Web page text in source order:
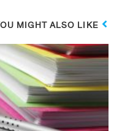
MIGHT ALSO LIKE